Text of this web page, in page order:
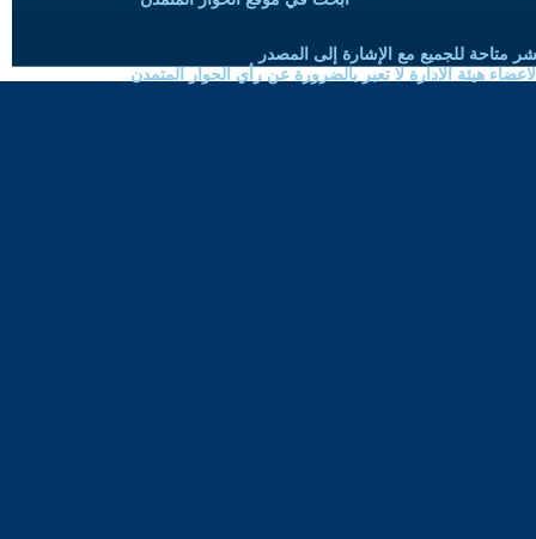
متاحة للجميع مع الإشارة إلى المصدر
هيئة الادارة لا تعبر بالضرورة عن رأي الحوار المتمدن